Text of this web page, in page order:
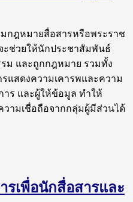
กฎหมายสื่อสารหรือพระราช
ช่วยให้นักประชาสัมพันธ์
ม และถูกกฎหมาย รวมทั้ง
แสดงความเคารพและความ
าร และผู้ให้ข้อมูล ทำให้
วามเชื่อถือจากกลุ่มผู้มีส่วนได้
เพื่อนักสื่อสารและ